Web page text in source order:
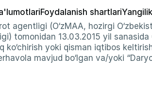
Foydalanish shartlari
agentligi (O‘zMAA, hozirgi
tomonidan 13.03.2015 yil
ko‘chirish yoki qisman iqtibos
mavjud bo‘lgan va/yoki